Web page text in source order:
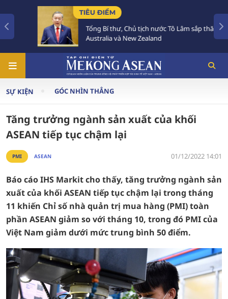
TIÊU ĐIỂM
Tổng Bí thư, Chủ tịch nước Tô Lâm sắp thăm
Australia và New Zealand
SỰ KIỆN GÓC NHÌN THẲNG
Tăng trưởng ngành sản xuất của khối
ASEAN tiếp tục chậm lại
PMI ASEAN 01/12/2022 14:01
Báo cáo IHS Markit cho thấy, tăng trưởng ngành sản
xuất của khối ASEAN tiếp tục chậm lại trong tháng
11 khiến Chỉ số nhà quản trị mua hàng (PMI) toàn
phần ASEAN giảm so với tháng 10, trong đó PMI của
Việt Nam giảm dưới mức trung bình 50 điểm.